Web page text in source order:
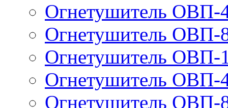
Огнетушитель ОВП-
Огнетушитель ОВП-
Огнетушитель ОВП-
Огнетушитель ОВП-
Огнетушитель ОВП-